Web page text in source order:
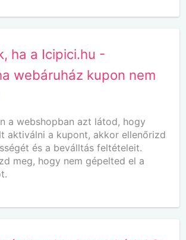
ha a Icipici.hu -
webáruház kupon nem
a webshopban azt látod, hogy
aktiválni a kupont, akkor ellenőrizd
és a beválltás feltételeit.
meg, hogy nem gépelted el a